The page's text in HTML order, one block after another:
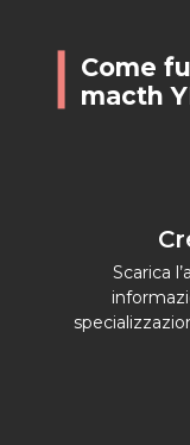
Come
macth
Scarica